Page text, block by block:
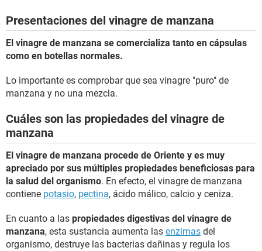
Presentaciones del vinagre de manzana
El vinagre de manzana se comercializa tanto en cápsulas
como en botellas normales.
Lo importante es comprobar que sea vinagre "puro" de
manzana y no una mezcla.
Cuáles son las propiedades del vinagre de
manzana
El vinagre de manzana procede de Oriente y es muy
apreciado por sus múltiples propiedades beneficiosas para
la salud del organismo. En efecto, el vinagre de manzana
contiene potasio, pectina, ácido málico, calcio y ceniza.
En cuanto a las propiedades digestivas del vinagre de
manzana, esta sustancia aumenta las enzimas del
organismo, destruye las bacterias dañinas y regula los